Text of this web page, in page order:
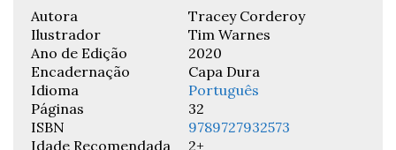
Autora
Tracey Corderoy
Ilustrador
Tim Warnes
Ano de Edição
2020
Encadernação
Capa Dura
Idioma
Português
Páginas
32
ISBN
9789727932573
Idade Recomendada
2+